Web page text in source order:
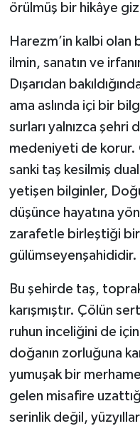
örülmüş bir hikâye
Harezm’in kalbi olan
ilmin, sanatın ve
Dışarıdan
ama aslında içi bir
surları yalnızca şehri
medeniyeti de korur.
sanki taş kesilmiş
yetişen bilginler,
düşünce hayatına
zarafetle birleştiği
gülümseyenşahididir.
Bu şehirde taş,
karışmıştır. Çölün
ruhun inceliğini de
doğanın zorluğuna
yumuşak bir
gelen misafire
serinlik değil,